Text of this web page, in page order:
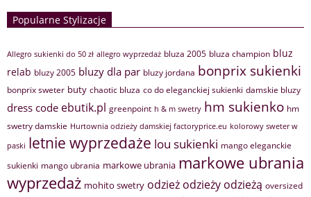
Popularne Stylizacje
Allegro sukienki do 50 zł allegro wyprzedaż bluza 2005 bluza champion bluz
relab bluzy 2005 bluzy dla par bluzy jordana bonprix sukienki
bonprix sweter buty chaotic bluza co do eleganckiej sukienki damskie bluzy
dress code ebutik.pl greenpoint h & m swetry hm sukienko hm
swetry damskie Hurtownia odzieży damskiej factoryprice.eu kolorowy sweter w
paski letnie wyprzedaże lou sukienki mango eleganckie
sukienki mango ubrania markowe ubrania markowe ubrania
wyprzedaż mohito swetry odzież odzieży odzieżą oversized